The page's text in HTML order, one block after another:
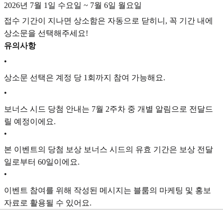
2026년 7월 1일 수요일 ~ 7월 6일 월요일
접수 기간이 지나면 상소함은 자동으로 닫히니, 꼭 기간 내에
상소문을 선택해주세요!
유의사항
•
상소문 선택은 계정 당 1회까지 참여 가능해요.
•
보너스 시드 당첨 안내는 7월 2주차 중 개별 알림으로 전달드
릴 예정이에요.
•
본 이벤트의 당첨 보상 보너스 시드의 유효 기간은 보상 전달
일로부터 60일이에요.
•
이벤트 참여를 위해 작성된 메시지는 블룸의 마케팅 및 홍보
자료로 활용될 수 있어요.